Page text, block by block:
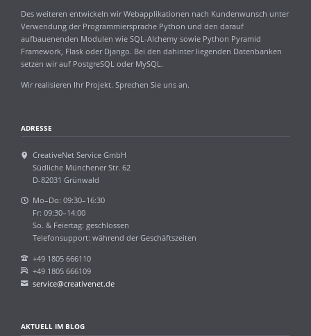
Des weiteren entwickeln wir Webapplikationen nach Kundenwunsch unter
Verwendung der Programmiersprache Python und den darauf
aufbauenenden Modulen wie SQL-Alchemy sowie Python Pyramid
Framework, Flask oder Django. Bei den dahinter liegenden Datenbanken
setzen wir auf PostgreSQL oder MySQL.
Wir realisieren Ihr Projekt. Sprechen Sie uns an.
ADRESSE
CreativeNet Service GmbH
Südliche Münchener Str. 62
D-82031 Grünwald
Mo–Do: 09:30–16:30
Fr: 09:30–14:00
So. & Feiertag: geschlossen
Telefonsupport: während der Geschäftszeiten
+49 1805 666110
+49 1805 666109
service@creativenet.de
AKTUELL IM BLOG